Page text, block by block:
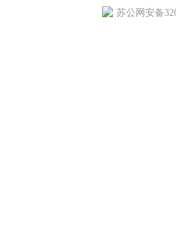
苏公网安备